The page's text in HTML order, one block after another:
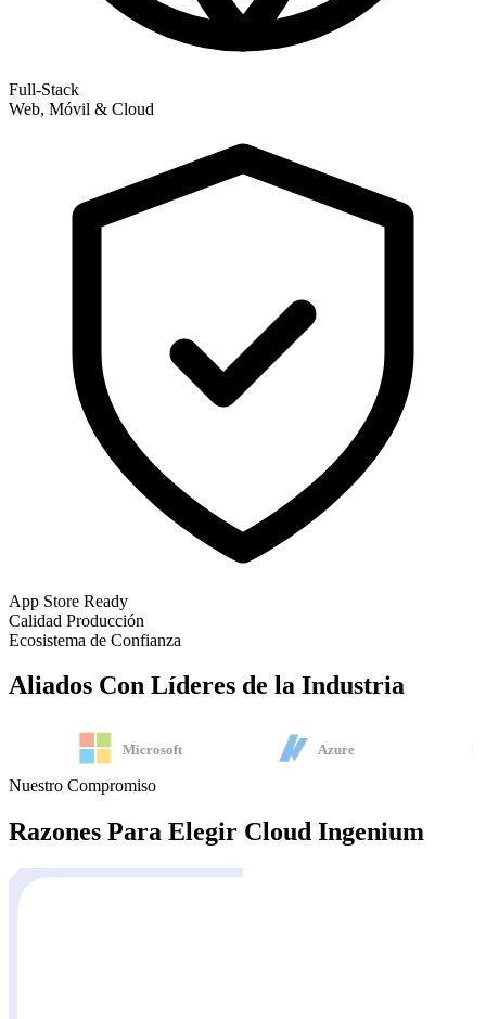
Full-Stack
Web, Móvil & Cloud
App Store Ready
Calidad Producción
Ecosistema de Confianza
Aliados Con Líderes de la Industria
Microsoft Azure
Nuestro Compromiso
Razones Para Elegir Cloud Ingenium